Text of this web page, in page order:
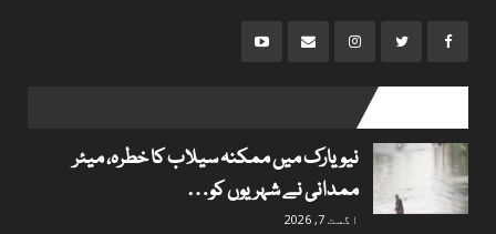
نیویارک میں ممکنہ سیلاب کا خطرہ، میئر
ممدانی نے شہریوں کو…
اگست 7, 2026